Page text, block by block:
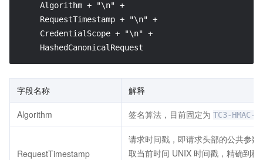
    Algorithm + "\n" +
    RequestTimestamp + "\n" +
    CredentialScope + "\n" +
    HashedCanonicalRequest
字段名称 解释
Algorithm 签名算法，目前固定为 TC3-HMAC-
RequestTimestamp
请求时间戳，即请求头部的公共参
取当前时间 UNIX 时间戳，精确到